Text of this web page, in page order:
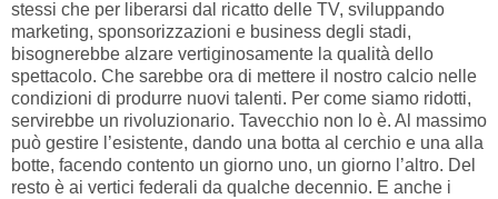
stessi che per liberarsi dal ricatto delle TV, sviluppando
marketing, sponsorizzazioni e business degli stadi,
bisognerebbe alzare vertiginosamente la qualità dello
spettacolo. Che sarebbe ora di mettere il nostro calcio nelle
condizioni di produrre nuovi talenti. Per come siamo ridotti,
servirebbe un rivoluzionario. Tavecchio non lo è. Al massimo
può gestire l’esistente, dando una botta al cerchio e una alla
botte, facendo contento un giorno uno, un giorno l’altro. Del
resto è ai vertici federali da qualche decennio. E anche i